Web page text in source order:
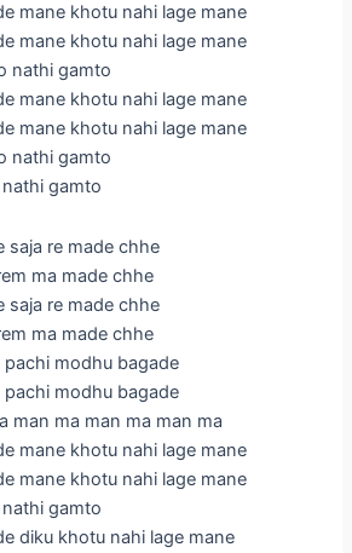
mane khotu nahi lage mane
mane khotu nahi lage mane
nathi gamto
mane khotu nahi lage mane
mane khotu nahi lage mane
nathi gamto
gamto
saja re made chhe
ma made chhe
saja re made chhe
ma made chhe
pachi modhu bagade
pachi modhu bagade
man ma man ma man ma
mane khotu nahi lage mane
mane khotu nahi lage mane
gamto
diku khotu nahi lage mane